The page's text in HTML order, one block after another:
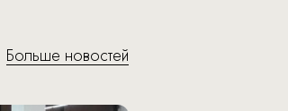
Больше новостей